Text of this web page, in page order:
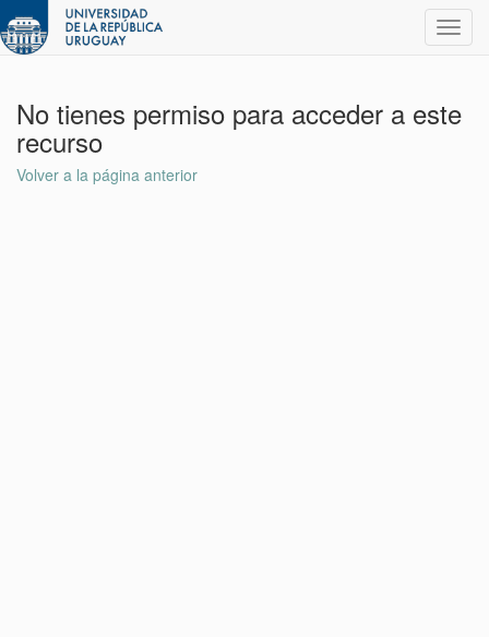
No tienes permiso para acceder a este
recurso
Volver a la página anterior